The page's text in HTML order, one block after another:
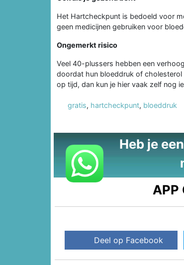
Het Hartcheckpunt is bedoeld voor
geen medicijnen gebruiken voor
Ongemerkt risico
Veel 40-plussers hebben een
doordat hun bloeddruk of
op tijd, dan kun je hier vaak zelf nog
gratis, hartcheckpunt, bloeddruk
Heb je
APP
Deel op Facebook